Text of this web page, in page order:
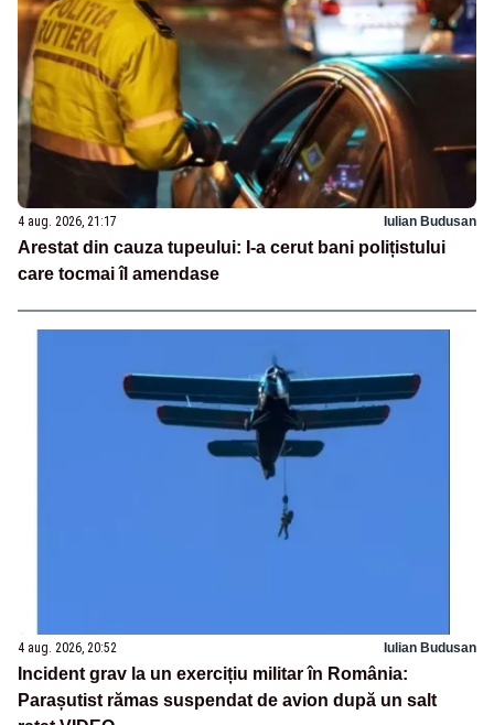
4 aug. 2026, 21:17 Iulian Budusan
Arestat din cauza tupeului: I-a cerut bani polițistului
care tocmai îl amendase
4 aug. 2026, 20:52 Iulian Budusan
Incident grav la un exercițiu militar în România:
Parașutist rămas suspendat de avion după un salt